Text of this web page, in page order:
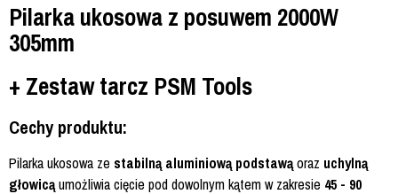
Pilarka ukosowa z posuwem 2000W
305mm
+ Zestaw tarcz PSM Tools
Cechy produktu:
Pilarka ukosowa ze stabilną aluminiową podstawąoraz uchylną
głowicąumożliwia cięcie pod dowolnym kątem w zakresie 45 - 90